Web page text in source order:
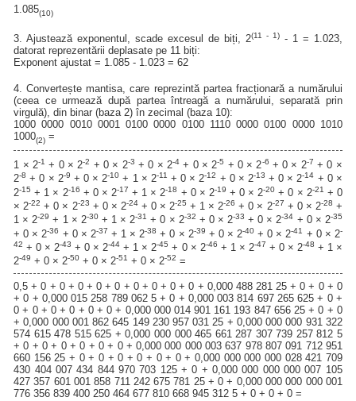
1.085(10)
3. Ajustează exponentul, scade excesul de biți, 2(11 - 1)- 1 = 1.023,
datorat reprezentării deplasate pe 11 biți:
Exponent ajustat = 1.085 - 1.023 = 62
4. Convertește mantisa, care reprezintă partea fracționară a numărului
(ceea ce urmează după partea întreagă a numărului, separată prin
virgulă), din binar (baza 2) în zecimal (baza 10):
1000 0000 0010 0001 0100 0000 0100 1110 0000 0100 0000 1010
1000(2) =
1 × 2-1 + 0 × 2-2 + 0 × 2-3 + 0 × 2-4+ 0 × 2-5 + 0 × 2-6 + 0 × 2-7 + 0 ×
2-8 + 0 × 2-9 + 0 × 2-10 + 1 × 2-11 + 0 × 2-12 + 0 × 2-13 + 0 × 2-14 + 0 ×
2-15 + 1 × 2-16 + 0 × 2-17 + 1 × 2-18 + 0 × 2-19 + 0 × 2-20 + 0 × 2-21 + 0
× 2-22 + 0 × 2-23 + 0 × 2-24+ 0 × 2-25 + 1 × 2-26 + 0 × 2-27 + 0 × 2-28 +
1 × 2-29 + 1 × 2-30+ 1 × 2-31 + 0 × 2-32 + 0 × 2-33 + 0 × 2-34 + 0 × 2-35
+ 0 × 2-36 + 0 × 2-37 + 1 × 2-38 + 0 × 2-39 + 0 × 2-40 + 0 × 2-41 + 0 × 2-
42 + 0 × 2-43 + 0 × 2-44 + 1 × 2-45 + 0 × 2-46 + 1 × 2-47 + 0 × 2-48 + 1 ×
2-49 + 0 × 2-50 + 0 × 2-51 + 0 × 2-52 =
0,5 + 0 + 0 + 0 + 0 + 0 + 0 + 0 + 0 + 0 + 0,000 488 281 25 + 0 + 0 + 0
+ 0 + 0,000 015 258 789 062 5 + 0 + 0,000 003 814 697 265 625 + 0 +
0 + 0 + 0 + 0 + 0 + 0 + 0,000 000 014 901 161 193 847 656 25 + 0 + 0
+ 0,000 000 001 862 645 149 230 957 031 25 + 0,000 000 000 931 322
574 615 478 515 625 + 0,000 000 000 465 661 287 307 739 257 812 5
+ 0 + 0 + 0 + 0 + 0 + 0 + 0,000 000 000 003 637 978 807 091 712 951
660 156 25 + 0 + 0 + 0 + 0 + 0 + 0 + 0,000 000 000 000 028 421 709
430 404 007 434 844 970 703 125 + 0 + 0,000 000 000 000 007 105
427 357 601 001 858 711 242 675 781 25 + 0 + 0,000 000 000 000 001
776 356 839 400 250 464 677 810 668 945 312 5 + 0 + 0 + 0 =